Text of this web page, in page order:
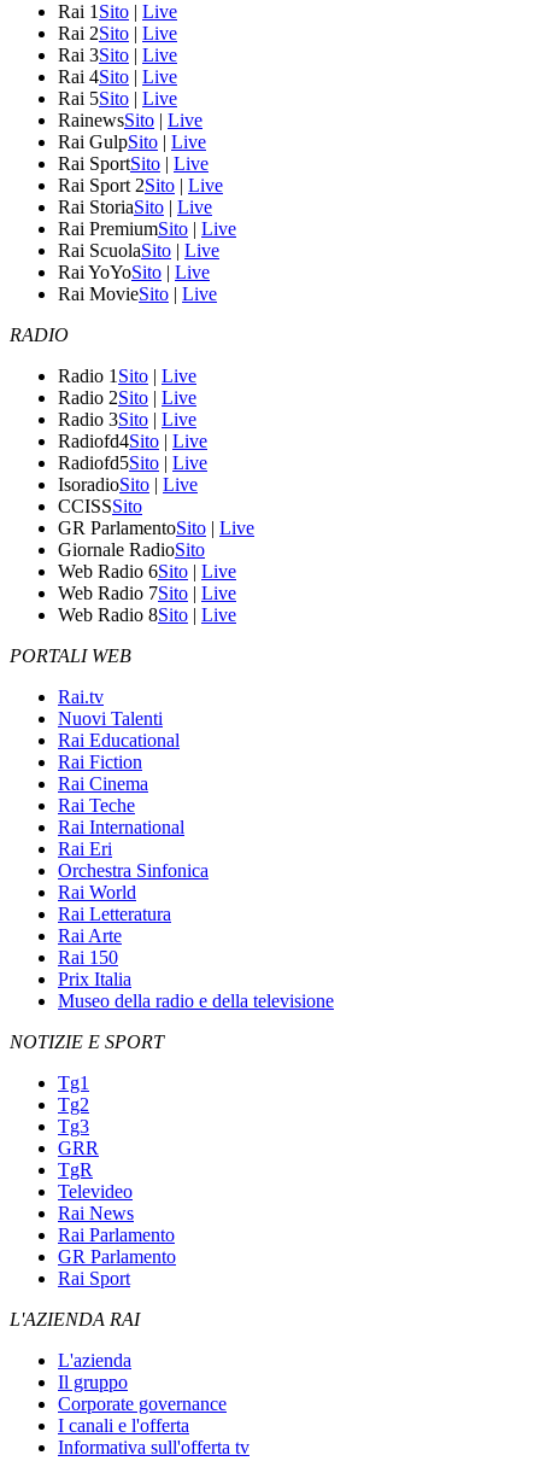
Rai 1 Sito | Live
Rai 2Sito | Live
Rai 3Sito | Live
Rai 4Sito | Live
Rai 5Sito | Live
RainewsSito | Live
Rai GulpSito | Live
Rai SportSito | Live
Rai Sport 2Sito | Live
Rai StoriaSito | Live
Rai PremiumSito | Live
Rai ScuolaSito | Live
Rai YoYoSito | Live
Rai MovieSito | Live
RADIO
Radio 1 Sito | Live
Radio 2Sito | Live
Radio 3Sito | Live
Radiofd4Sito | Live
Radiofd5Sito | Live
IsoradioSito | Live
CCISSSito
GR ParlamentoSito | Live
Giornale RadioSito
Web Radio 6Sito | Live
Web Radio 7Sito | Live
Web Radio 8Sito | Live
PORTALI WEB
Rai.tv
Nuovi Talenti
Rai Educational
Rai Fiction
Rai Cinema
Rai Teche
Rai International
Rai Eri
Orchestra Sinfonica
Rai World
Rai Letteratura
Rai Arte
Rai 150
Prix Italia
Museo della radio e della televisione
NOTIZIE E SPORT
Tg1
Tg2
Tg3
GRR
TgR
Televideo
Rai News
Rai Parlamento
GR Parlamento
Rai Sport
L'AZIENDA RAI
L'azienda
Il gruppo
Corporate governance
I canali e l'offerta
Informativa sull'offerta tv